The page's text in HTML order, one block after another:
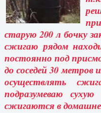
старую 200 л бочку
сжигаю рядом
постоянно под
до соседей 30
осуществлять
подразумеваю
сжигаются в